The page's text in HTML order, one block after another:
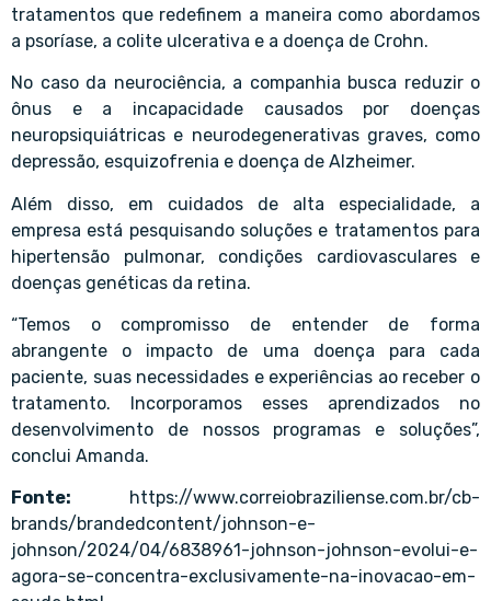
tratamentos que redefinem a maneira como abordamos
a psoríase, a colite ulcerativa e a doença de Crohn.
No caso da neurociência, a companhia busca reduzir o
ônus e a incapacidade causados por doenças
neuropsiquiátricas e neurodegenerativas graves, como
depressão, esquizofrenia e doença de Alzheimer.
Além disso, em cuidados de alta especialidade, a
empresa está pesquisando soluções e tratamentos para
hipertensão pulmonar, condições cardiovasculares e
doenças genéticas da retina.
“Temos o compromisso de entender de forma
abrangente o impacto de uma doença para cada
paciente, suas necessidades e experiências ao receber o
tratamento. Incorporamos esses aprendizados no
desenvolvimento de nossos programas e soluções”,
conclui Amanda.
Fonte:
https://www.correiobraziliense.com.br/cb-
brands/brandedcontent/johnson-e-
johnson/2024/04/6838961-johnson-johnson-evolui-e-
agora-se-concentra-exclusivamente-na-inovacao-em-